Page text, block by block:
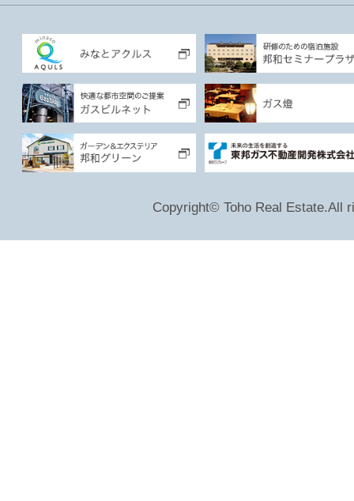
Copyright© Toho Real Estate.All